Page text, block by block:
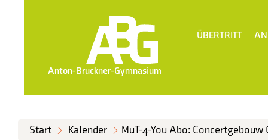
Anton-Bruckner-Gymnasium
ÜBERTRITT
Start Kalender MuT-4-You Abo: